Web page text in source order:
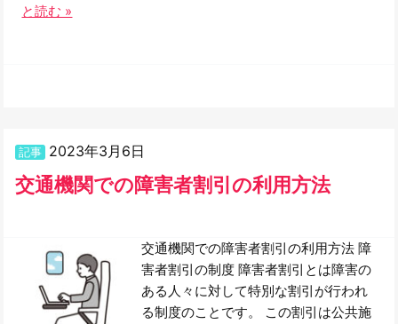
と読む »
記事 2023年3月6日
交通機関での障害者割引の利用方法
交通機関での障害者割引の利用方法 障
害者割引の制度 障害者割引とは障害の
ある人々に対して特別な割引が行われ
る制度のことです。 この割引は公共施